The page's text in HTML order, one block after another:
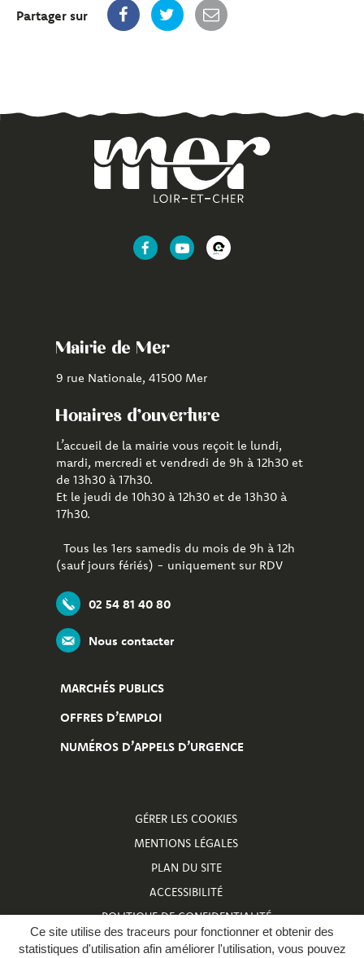
Ce site utilise des traceurs pour fonctionner et obtenir des
statistiques d'utilisation afin améliorer l'utilisation, vous pouvez
Partager sur
Lien
Lien
Lien
Mairie de Mer
9 rue Nationale, 41500 Mer
Horaires d'ouverture
L’accueil de la mairie vous reçoit le lundi,
mardi, mercredi et vendredi de 9h à 12h30 et
de 13h30 à 17h30.
Et le jeudi de 10h30 à 12h30 et de 13h30 à
17h30.
Tous les 1ers samedis du mois de 9h à 12h
(sauf jours fériés) - uniquement sur RDV
02 54 81 40 80
Nous contacter
MARCHÉS PUBLICS
OFFRES D’EMPLOI
NUMÉROS D’APPELS D’URGENCE
GÉRER LES COOKIES
MENTIONS LÉGALES
PLAN DU SITE
ACCESSIBILITÉ
POLITIQUE DE CONFIDENTIALITÉ
NUMÉROS D’APPELS D’URGENCE